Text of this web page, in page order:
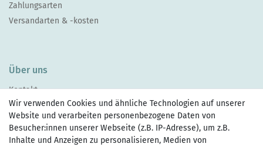
Zahlungsarten
Versandarten & -kosten
Über uns
Kontakt
Wir verwenden Cookies und ähnliche Technologien auf unserer
Website und verarbeiten personenbezogene Daten von
Besucher:innen unserer Webseite (z.B. IP-Adresse), um z.B.
Inhalte und Anzeigen zu personalisieren, Medien von